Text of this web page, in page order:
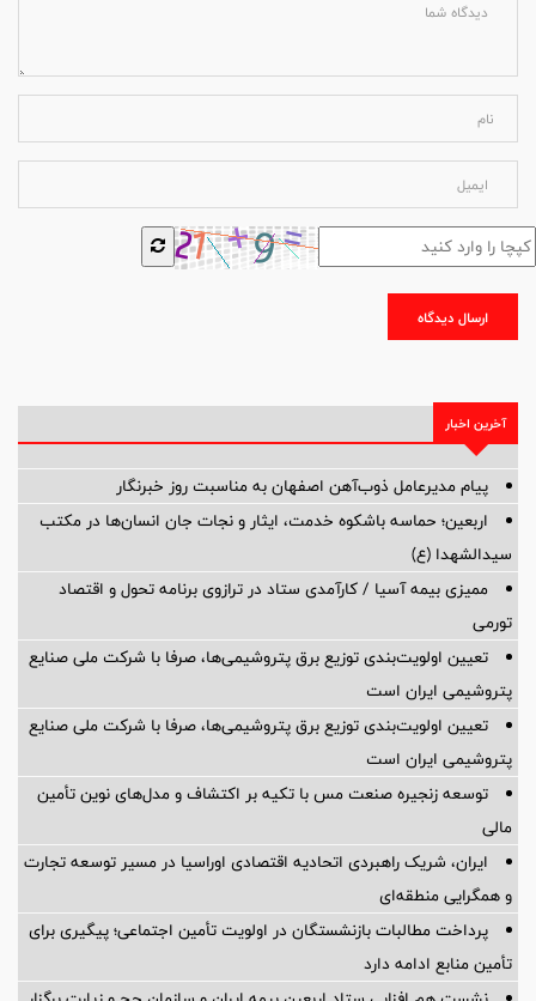
ارسال دیدگاه
آخرین اخبار
پیام مدیرعامل ذوب‌آهن اصفهان به مناسبت روز خبرنگار
اربعین؛ حماسه باشکوه خدمت، ایثار و نجات جان انسان‌ها در مکتب
سیدالشهدا (ع)
ممیزی بیمه آسیا / کارآمدی ستاد در ترازوی برنامه تحول و اقتصاد
تورمی
تعیین اولویت‌بندی توزیع برق پتروشیمی‌ها، صرفا با شرکت ملی صنایع
پتروشیمی ایران است
تعیین اولویت‌بندی توزیع برق پتروشیمی‌ها، صرفا با شرکت ملی صنایع
پتروشیمی ایران است
توسعه زنجیره صنعت مس با تکیه بر اکتشاف و مدل‌های نوین تأمین
مالی
ایران، شریک راهبردی اتحادیه اقتصادی اوراسیا در مسیر توسعه تجارت
و همگرایی منطقه‌ای
پرداخت مطالبات بازنشستگان در اولویت تأمین اجتماعی؛ پیگیری برای
تأمین منابع ادامه دارد